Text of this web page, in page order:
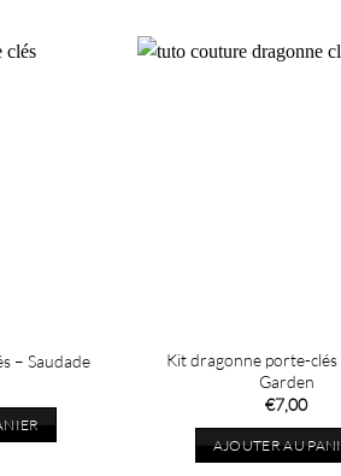
– Saudade
Kit dragonne porte-clés
Garden
€7,00
AJOUTER AU